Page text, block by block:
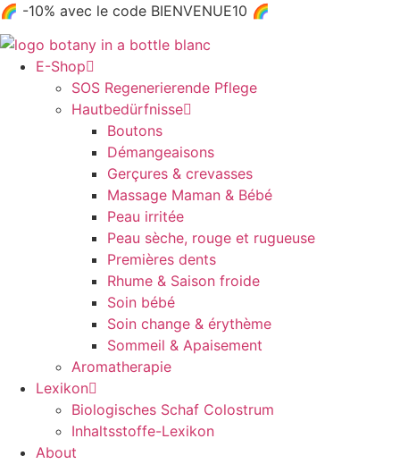
Zum
Inhalt
wechseln
🌈 -10% avec le code BIENVENUE10 🌈
E-Shop
SOS Regenerierende Pflege
Hautbedürfnisse
Boutons
Démangeaisons
Gerçures & crevasses
Massage Maman & Bébé
Peau irritée
Peau sèche, rouge et rugueuse
Premières dents
Rhume & Saison froide
Soin bébé
Soin change & érythème
Sommeil & Apaisement
Aromatherapie
Lexikon
Biologisches Schaf Colostrum
Inhaltsstoffe-Lexikon
About